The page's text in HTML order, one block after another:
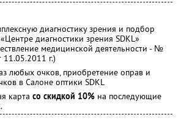
диагностику зрения и подбор
диагностики зрения SDKL»
медицинской деятельности - №
г.)
любых очков, приобретение оправ и
в Салоне оптики SDKL
карта со скидкой 10% на последующие